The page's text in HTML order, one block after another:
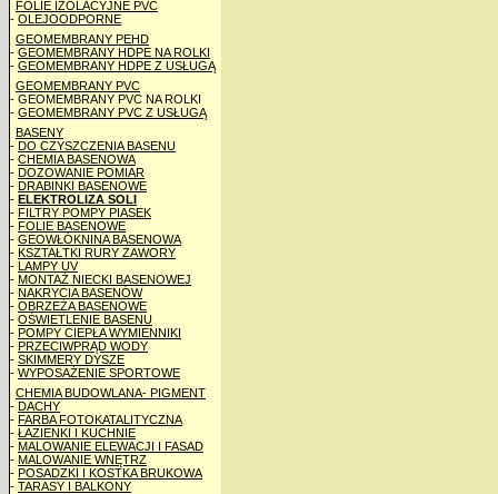
FOLIE IZOLACYJNE PVC
- OLEJOODPORNE
GEOMEMBRANY PEHD
- GEOMEMBRANY HDPE NA ROLKI
- GEOMEMBRANY HDPE Z USŁUGĄ
GEOMEMBRANY PVC
- GEOMEMBRANY PVC NA ROLKI
- GEOMEMBRANY PVC Z USŁUGĄ
BASENY
- DO CZYSZCZENIA BASENU
- CHEMIA BASENOWA
- DOZOWANIE POMIAR
- DRABINKI BASENOWE
- ELEKTROLIZA SOLI
- FILTRY POMPY PIASEK
- FOLIE BASENOWE
- GEOWŁÓKNINA BASENOWA
- KSZTAŁTKI RURY ZAWORY
- LAMPY UV
- MONTAŻ NIECKI BASENOWEJ
- NAKRYCIA BASENÓW
- OBRZEŻA BASENOWE
- OŚWIETLENIE BASENU
- POMPY CIEPŁA WYMIENNIKI
- PRZECIWPRĄD WODY
- SKIMMERY DYSZE
- WYPOSAŻENIE SPORTOWE
CHEMIA BUDOWLANA- PIGMENT
- DACHY
- FARBA FOTOKATALITYCZNA
- ŁAZIENKI I KUCHNIE
- MALOWANIE ELEWACJI I FASAD
- MALOWANIE WNĘTRZ
- POSADZKI I KOSTKA BRUKOWA
- TARASY I BALKONY